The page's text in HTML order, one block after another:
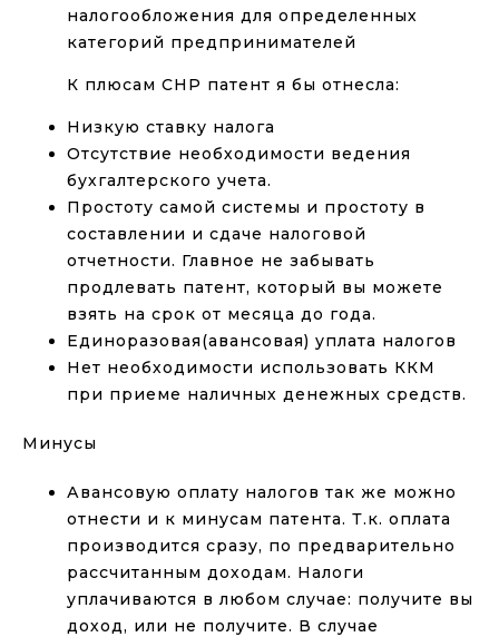
налогообложения для определенных
категорий предпринимателей
К плюсам СНР патент я бы отнесла:
Низкую ставку налога
Отсутствие необходимости ведения
бухгалтерского учета.
Простоту самой системы и простоту в
составлении и сдаче налоговой
отчетности. Главное не забывать
продлевать патент, который вы можете
взять на срок от месяца до года.
Единоразовая(авансовая) уплата налогов
Нет необходимости использовать ККМ
при приеме наличных денежных средств.
Минусы
Авансовую оплату налогов так же можно
отнести и к минусам патента. Т.к. оплата
производится сразу, по предварительно
рассчитанным доходам. Налоги
уплачиваются в любом случае: получите вы
доход, или не получите. В случае